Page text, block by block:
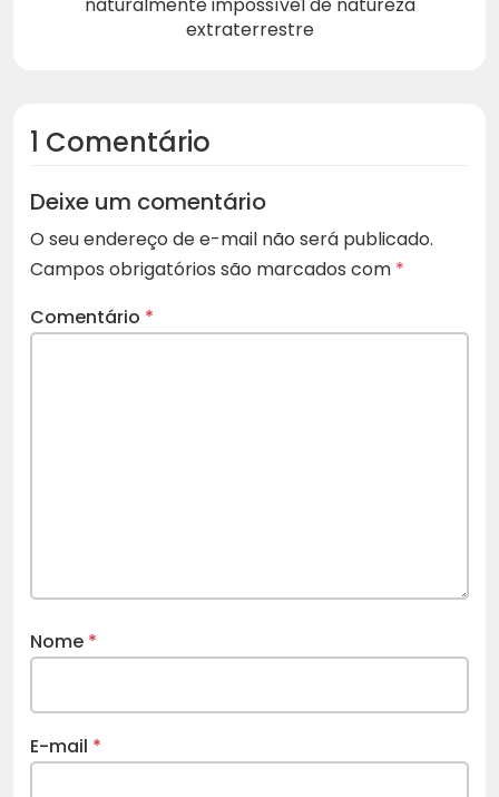
extraterrestre
1 Comentário
Deixe um comentário
O seu endereço de e-mail não será publicado.
Campos obrigatórios são marcados com *
Comentário *
Nome *
E-mail *